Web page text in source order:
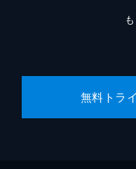
無料トラ